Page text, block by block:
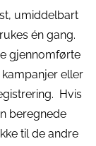
umiddelbart
én gang.
gjennomførte
eller
Hvis
beregnede
til de andre